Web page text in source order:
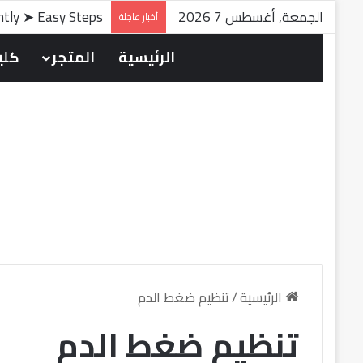
الجمعة, أغسطس 7 2026 أخبار عاجلة ➤ Easy Steps
الرئيسية المتجر
الرئيسية/تنظيم ضغط الدم
تنظيم ضغط الدم